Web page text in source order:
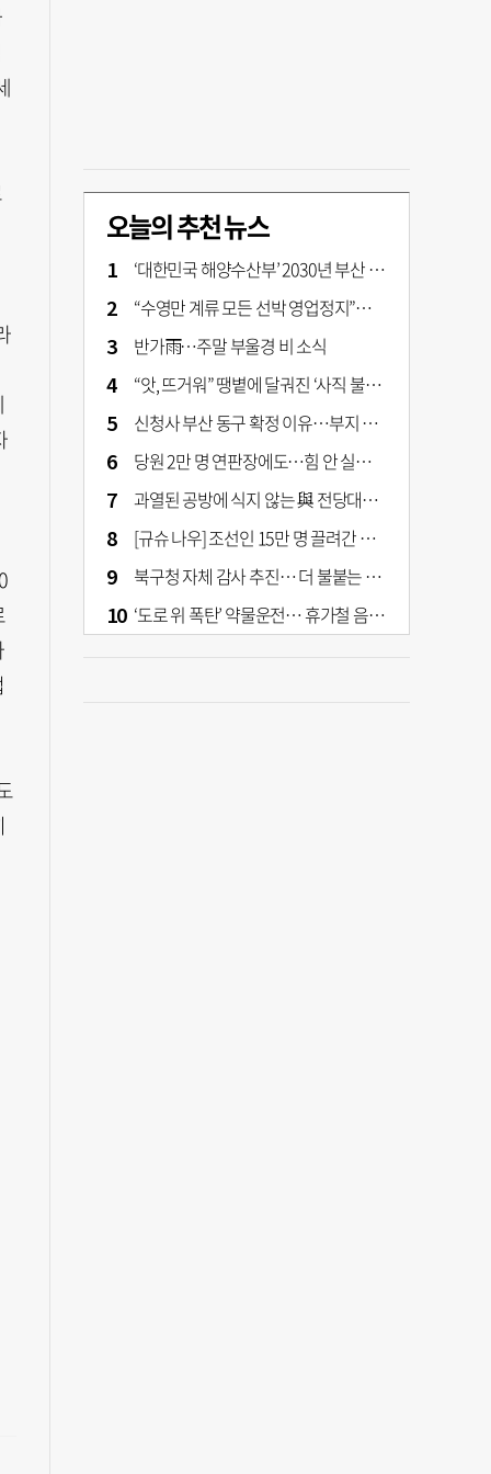
오늘의 추천 뉴스
‘대한민국 해양수산부’ 2030년 부산 북항시대 연다
“수영만 계류 모든 선박 영업정지”… 재개발 속도전
반가雨…주말 부울경 비 소식
“앗, 뜨거워” 땡볕에 달궈진 ‘사직 불가마’ 관중석 무려 70도
신청사 부산 동구 확정 이유…부지 용이성·접근성·집적 가능성이 운명 갈랐다 [해수부 북항 시대]
당원 2만 명 연판장에도…힘 안 실리는 ‘장동혁 사퇴’ 공세
과열된 공방에 식지 않는 與 전당대회… 호남·수도권 집중하는 후보들
[규슈 나우] 조선인 15만 명 끌려간 치쿠호 탄광… 대를 이은 진실 캐기
북구청 자체 감사 추진… 더 불붙는 북구 신청사 갈등
‘도로 위 폭탄’ 약물운전… 휴가철 음주와 병행 단속 [교통안전, 시민이 만든다]